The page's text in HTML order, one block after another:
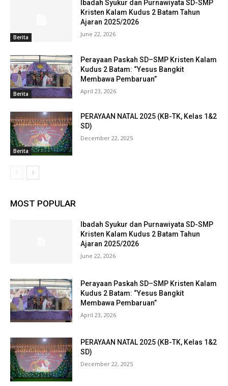
Berita
Ibadah Syukur dan Purnawiyata SD-SMP
Kristen Kalam Kudus 2 Batam Tahun
Ajaran 2025/2026
June 22, 2026
Berita
Perayaan Paskah SD–SMP Kristen Kalam
Kudus 2 Batam: “Yesus Bangkit
Membawa Pembaruan”
April 23, 2026
Berita
PERAYAAN NATAL 2025 (KB-TK, Kelas 1&2
SD)
December 22, 2025
MOST POPULAR
Ibadah Syukur dan Purnawiyata SD-SMP
Kristen Kalam Kudus 2 Batam Tahun
Ajaran 2025/2026
June 22, 2026
Perayaan Paskah SD–SMP Kristen Kalam
Kudus 2 Batam: “Yesus Bangkit
Membawa Pembaruan”
April 23, 2026
PERAYAAN NATAL 2025 (KB-TK, Kelas 1&2
SD)
December 22, 2025